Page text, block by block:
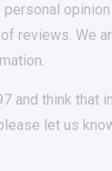
reviews. We
and think that
let us